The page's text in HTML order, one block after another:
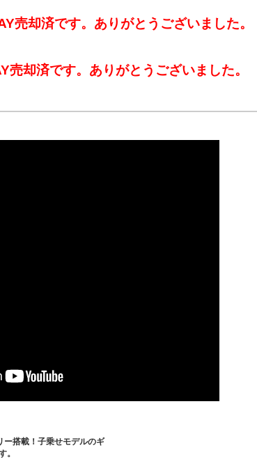
売却済です。ありがとうございました。
却済です。ありがとうございました。
ー搭載！子乗せモデルのギ
。